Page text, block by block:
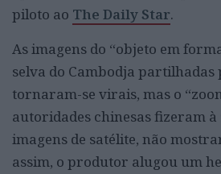
piloto ao The Daily Star.
As imagens do “objeto em
selva do Cambodja
tornaram-se virais, mas o
autoridades chinesas fizeram à
imagens de satélite, não
assim, o produtor alugou um